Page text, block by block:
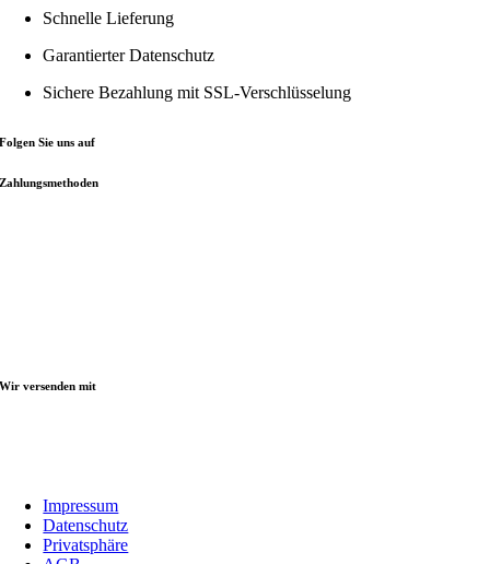
Schnelle Lieferung
Garantierter Datenschutz
Sichere Bezahlung mit SSL-Verschlüsselung
Folgen Sie uns auf
Zahlungsmethoden
Wir versenden mit
Impressum
Datenschutz
Privatsphäre